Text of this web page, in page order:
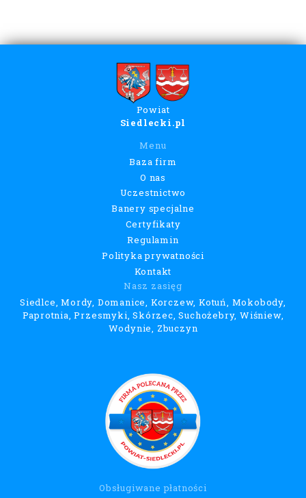
Powiat
Siedlecki.pl
Menu
Baza firm
O nas
Uczestnictwo
Banery specjalne
Certyfikaty
Regulamin
Polityka prywatności
Kontakt
Nasz zasięg
Siedlce, Mordy, Domanice, Korczew, Kotuń, Mokobody,
Paprotnia, Przesmyki, Skórzec, Suchożebry, Wiśniew,
Wodynie, Zbuczyn
Obsługiwane płatności